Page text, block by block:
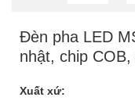
Đèn pha LED
nhật, chip
Xuất xứ: